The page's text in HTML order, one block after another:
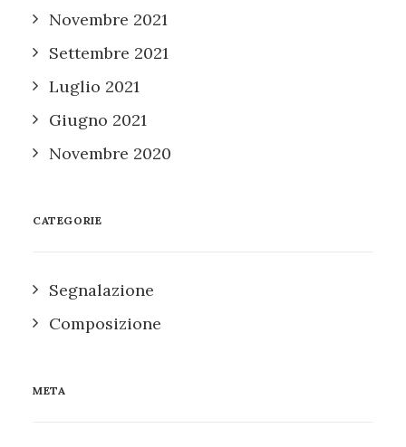
Novembre 2021
Settembre 2021
Luglio 2021
Giugno 2021
Novembre 2020
CATEGORIE
Segnalazione
Composizione
META